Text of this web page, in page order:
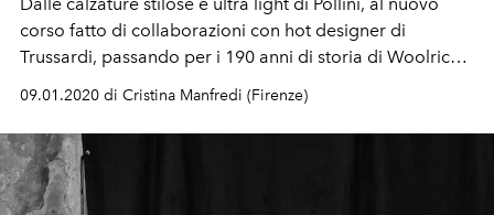
corso fatto di collaborazioni con hot designer di
Trussardi, passando per i 190 anni di storia di Woolrich,
scoperta di tre diverse anime di Pitti Uomo
09.01.2020 di Cristina Manfredi (Firenze)